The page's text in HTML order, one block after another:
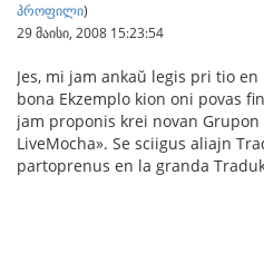
პროფილი)
29 მაისი, 2008 15:23:54
Jes, mi jam ankaŭ legis pri tio
bona Ekzemplo kion oni povas
jam proponis krei novan
LiveMocha». Se sciigus aliajn
partoprenus en la granda